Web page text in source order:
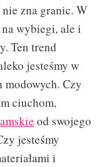
zna granic. W
wybiegi, ale i
Ten trend
jesteśmy w
modowych. Czy
ciuchom,
od swojego
jesteśmy
i